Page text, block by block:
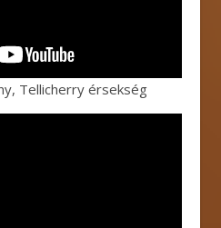
Tellicherry érsekség